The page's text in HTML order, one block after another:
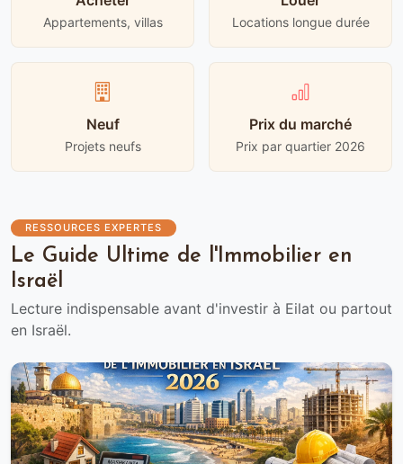
Appartements, villas Locations longue durée
Neuf
Projets neufs
Prix du marché
Prix par quartier 2026
RESSOURCES EXPERTES
Le Guide Ultime de l'Immobilier en
Israël
Lecture indispensable avant d'investir à Eilat ou partout
en Israël.